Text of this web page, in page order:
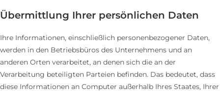
Übermittlung Ihrer persönlichen Daten
Ihre Informationen, einschließlich personenbezogener Daten,
werden in den Betriebsbüros des Unternehmens und an
anderen Orten verarbeitet, an denen sich die an der
Verarbeitung beteiligten Parteien befinden. Das bedeutet, dass
diese Informationen an Computer außerhalb Ihres Staates, Ihrer